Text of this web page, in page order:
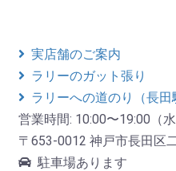
実店舗のご案内
ラリーのガット張り
ラリーへの道のり（長田
営業時間: 10:00〜19:00（水
〒653-0012 神戸市長田区
駐車場あります